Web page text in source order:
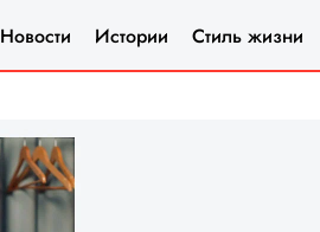
Новости Истории Стиль жизни